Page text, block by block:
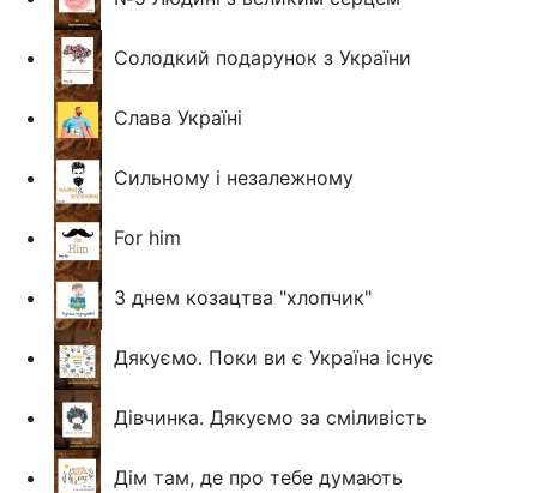
Солодкий подарунок з України
Слава Україні
Сильному і незалежному
For him
З днем козацтва "хлопчик"
Дякуємо. Поки ви є Україна існує
Дівчинка. Дякуємо за сміливість
Дім там, де про тебе думають